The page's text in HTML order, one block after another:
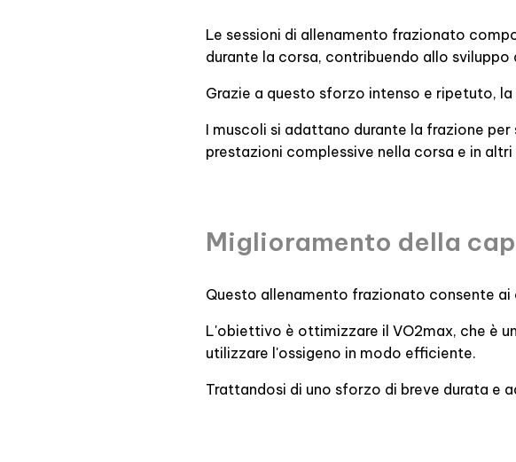
Le sessioni di allenamento frazionato
durante la corsa, contribuendo allo sviluppo
Grazie a questo sforzo intenso e ripetuto,
I muscoli si adattano durante la frazione
prestazioni complessive nella corsa e in
Miglioramento della
Questo allenamento frazionato consente
L'obiettivo è ottimizzare il VO2max, che è
utilizzare l'ossigeno in modo efficiente.
Trattandosi di uno sforzo di breve durata e